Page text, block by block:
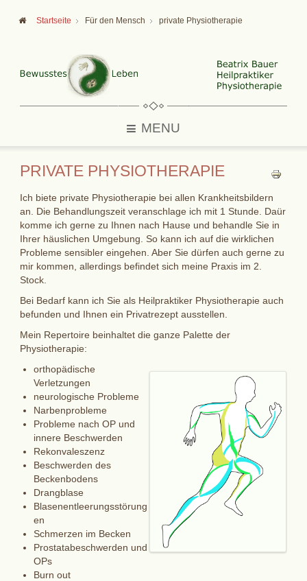
Startseite Für den Mensch private Physiotherapie
MENU
PRIVATE PHYSIOTHERAPIE
Ich biete private Physiotherapie bei allen Krankheitsbildern
an. Die Behandlungszeit veranschlage ich mit 1 Stunde. Daür
komme ich gerne zu Ihnen nach Hause und behandle Sie in
Ihrer häuslichen Umgebung. So kann ich auf die wirklichen
Probleme sensibler eingehen. Aber Sie dürfen auch gerne zu
mir kommen, allerdings befindet sich meine Praxis im 2.
Stock.
Bei Bedarf kann ich Sie als Heilpraktiker Physiotherapie auch
befunden und Ihnen ein Privatrezept ausstellen.
Mein Repertoire beinhaltet die ganze Palette der
Physiotherapie:
orthopädische
Verletzungen
neurologische Probleme
Narbenprobleme
Probleme nach OP und
innere Beschwerden
Rekonvaleszenz
Beschwerden des
Beckenbodens
Drangblase
Blasenentleerungsstörung
en
Schmerzen im Becken
Prostatabeschwerden und
OPs
Burn out